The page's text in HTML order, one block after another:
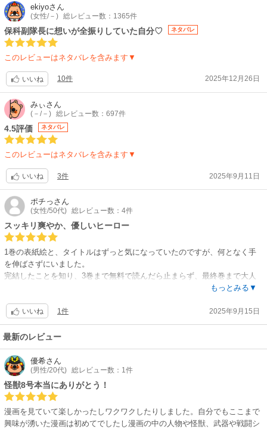
ーリーも矛盾がなく嫌味がなくて、疾走感を伴って気持ちよく読み進めら
れます。
怪獣バトルアクションではありますが、主人公たちの成長ドラマに強くフ
ォーカスが当たっていて、読んでいて2度楽しめます。
手に思ってるのですが…1ページあたりのコマ数が普通の漫画よりかなり
少ないので、読了後に若干の読み応えの物足りなさを感じてしまう所でし
ょうか。
私は割と大きな端末で、電子書籍で買って読んでるのですが、最近の端末
はスリムで縦長傾向にあり、携帯する利便性から小さな端末の方も多いで
しょうから、コマ数が少ないと絵柄や文字も大きくて大変読み易くはなる
ってより嬉しいです。
内容そのものは100点満点じゃ足りないくらい最高に面白いです！モノク
ロ絵もカラー絵も美しく大変満足しているので、かなりオススメの作品で
す！アニメ2期も楽しみにしています！◜ω◝
ekiyoさん
(女性/－) 総レビュー数：1365件
保科副隊長に想いが全振りしていた自分♡ ネタバレ
このレビューはネタバレを含みます▼
いいね 10件 2025年12月26日
みぃさん
(－/－) 総レビュー数：697件
4.5評価 ネタバレ
このレビューはネタバレを含みます▼
いいね 3件 2025年9月11日
ポチっ さん
(女性/50代) 総レビュー数：4件
スッキリ爽やか、優しいヒーロー
1巻の表紙絵と、タイトルはずっと気になっていたのですが、何となく手
を伸ばさずにいました。
完結したことを知り、3巻まで無料で読んだら止まらず、最終巻まで大人
けたいと思ったからです。
少年マンガらしい、魅力溢れる仲間たちと、かわいくて格好良いヒロイ
ン、それぞれ鬱屈した想いを抱えつつも、共通の敵に向かって真っ直ぐ立
ち向かう姿は本当に爽やかです。
カフカが一見うだつの上がらないおじさん、というのも感情移入してしま
った理由かもしれません。敵の怪獣たちにも個性があり、憎みきれない部
分もあって、奥深い物語でした。
後味スッキリ、優しいヒーローに元気をもらえる良作だと思います！！
アニメも途中から追いかけていますが、さらに深みと迫力を増していて面
白いです。
もっとみる▼
いいね 1件 2025年9月15日
最新のレビュー
優希さん
(男性/20代) 総レビュー数：1件
怪獣8号本当にありがとう！
漫画を見ていて楽しかったしワクワクしたりしました。自分でもここまで
興味が湧いた漫画は初めてでしたし漫画の中の人物や怪獣、武器や戦闘シ